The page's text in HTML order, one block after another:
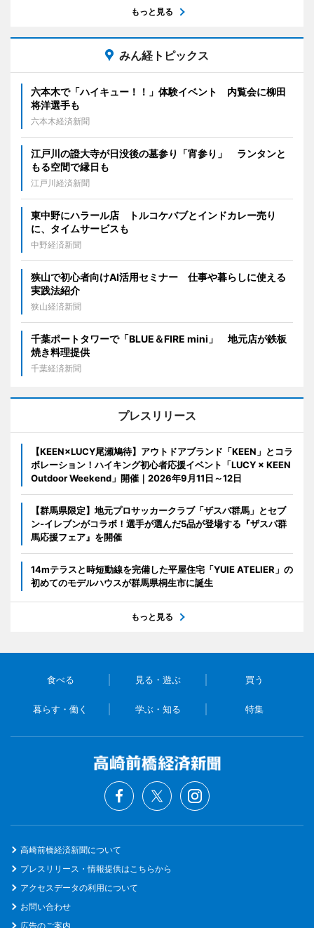
もっと見る
みん経トピックス
六本木で「ハイキュー！！」体験イベント 内覧会に柳田
将洋選手も
六本木経済新聞
江戸川の證大寺が日没後の墓参り「宵参り」 ランタンと
もる空間で縁日も
江戸川経済新聞
東中野にハラール店 トルコケバブとインドカレー売り
に、タイムサービスも
中野経済新聞
狭山で初心者向けAI活用セミナー 仕事や暮らしに使える
実践法紹介
狭山経済新聞
千葉ポートタワーで「BLUE＆FIRE mini」 地元店が鉄板
焼き料理提供
千葉経済新聞
プレスリリース
【KEEN×LUCY尾瀬鳩待】アウトドアブランド「KEEN」とコラ
ボレーション！ハイキング初心者応援イベント「LUCY × KEEN
Outdoor Weekend」開催｜2026年9月11日～12日
【群馬県限定】地元プロサッカークラブ「ザスパ群馬」とセブ
ン‐イレブンがコラボ！選手が選んだ5品が登場する『ザスパ群
馬応援フェア』を開催
14mテラスと時短動線を完備した平屋住宅「YUIE ATELIER」の
初めてのモデルハウスが群馬県桐生市に誕生
もっと見る
食べる 見る・遊ぶ 買う
暮らす・働く 学ぶ・知る 特集
高崎前橋経済新聞について
プレスリリース・情報提供はこちらから
アクセスデータの利用について
お問い合わせ
広告のご案内